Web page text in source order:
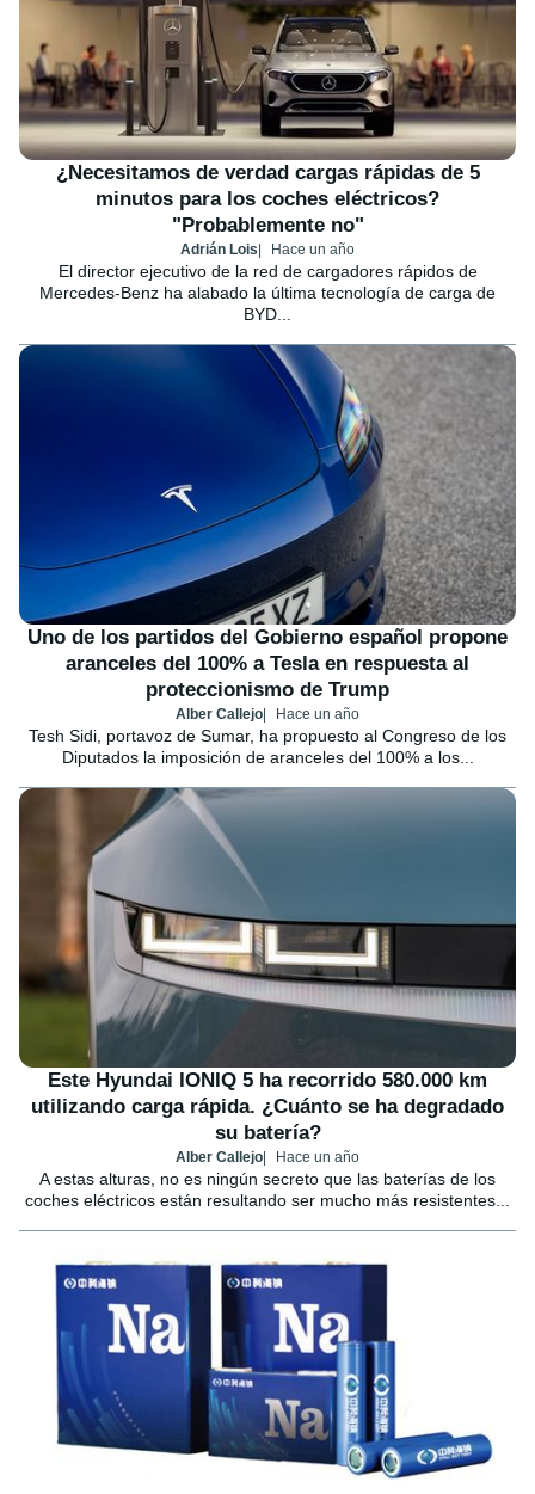
¿Necesitamos de verdad cargas rápidas de 5
minutos para los coches eléctricos?
"Probablemente no"
Adrián Lois Hace un año
El director ejecutivo de la red de cargadores rápidos de
Mercedes-Benz ha alabado la última tecnología de carga de
BYD...
Uno de los partidos del Gobierno español propone
aranceles del 100% a Tesla en respuesta al
proteccionismo de Trump
Alber Callejo Hace un año
Tesh Sidi, portavoz de Sumar, ha propuesto al Congreso de los
Diputados la imposición de aranceles del 100% a los...
Este Hyundai IONIQ 5 ha recorrido 580.000 km
utilizando carga rápida. ¿Cuánto se ha degradado
su batería?
Alber Callejo Hace un año
A estas alturas, no es ningún secreto que las baterías de los
coches eléctricos están resultando ser mucho más resistentes...